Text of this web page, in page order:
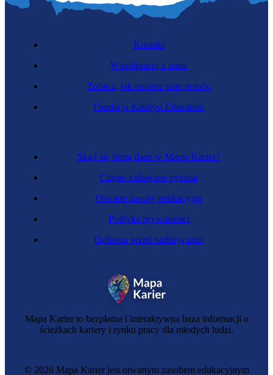
Analityk telemetrii
Specjalista ds. SEO
Mapa Karier to bezpłatna i interaktywna baza informacji o
ścieżkach kariery i rynku pracy dla młodych ludzi.
Skąd się biorą dane w Mapie Karier?
Często zadawane pytania
Otwarte zasoby edukacyjne
Polityka prywatności
Ochrona przed nadużyciami
Kontakt
Współpracuj z nami
Zobacz, jak możesz nam pomóc
Fundacja Katalyst Education
© 2026 Mapa Karier jest otwartym zasobem edukacyjnym